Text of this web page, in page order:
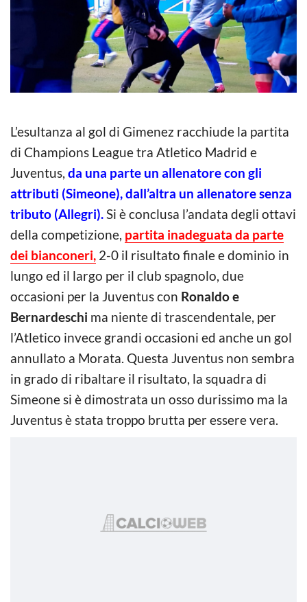
L’esultanza al gol di Gimenez racchiude la partita
di Champions League tra Atletico Madrid e
Juventus, da una parte un allenatore con gli
attributi (Simeone), dall’altra un allenatore senza
tributo (Allegri).Si è conclusa l’andata degli ottavi
della competizione, partita inadeguata da parte
dei bianconeri, 2-0 il risultato finale e dominio in
lungo ed il largo per il club spagnolo, due
occasioni per la Juventus con Ronaldo e
Bernardeschi ma niente di trascendentale, per
l’Atletico invece grandi occasioni ed anche un gol
annullato a Morata. Questa Juventus non sembra
in grado di ribaltare il risultato, la squadra di
Simeone si è dimostrata un osso durissimo ma la
Juventus è stata troppo brutta per essere vera.